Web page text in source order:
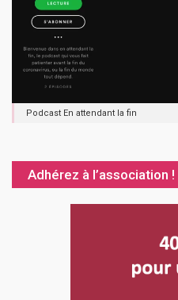
Podcast En attendant la fin
Adhérez à l’association !